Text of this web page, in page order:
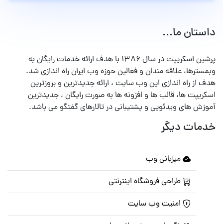
داستان ما...
پرشین اسکریپت در سال ۱۳۸۶ با هدف ارائه خدمات رایگان به
وبمسترها، علاقه مندان و فعالین حوزه وب ایران راه اندازی شد.
هدف از راه اندازی این وب سایت ، ارائه جدیدترین و بروزترین
اسکریپت ها، قالب ها و افزونه ها به صورت رایگان ، جدیدترین
آموزش های ویدئویی و پشتیبانی در تالارهای گفتگو می باشد.
خدمات دیگر
میزبانی وب
طراحی فروشگاه اینترنتی
امنیت وب سایت